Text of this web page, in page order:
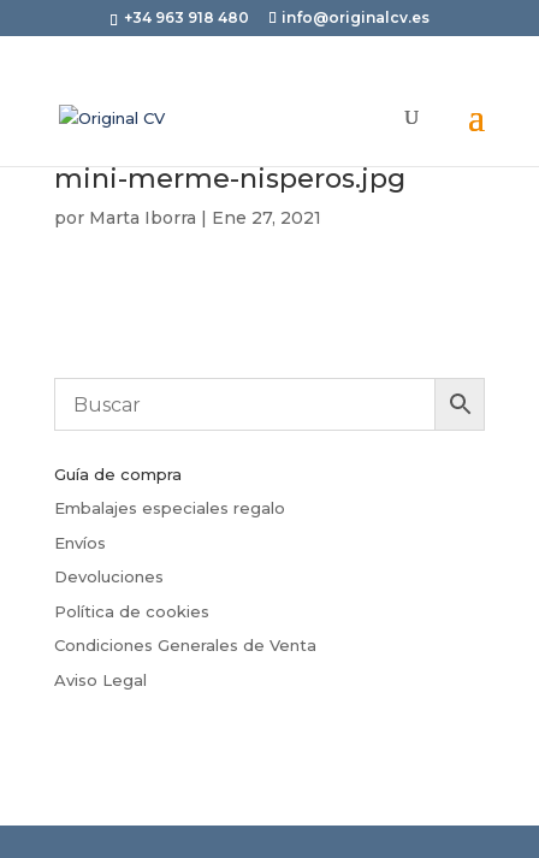
+34 963 918 480 info@originalcv.es
mini-merme-nisperos.jpg
por Marta Iborra | Ene 27, 2021
Guía de compra
Embalajes especiales regalo
Envíos
Devoluciones
Política de cookies
Condiciones Generales de Venta
Aviso Legal